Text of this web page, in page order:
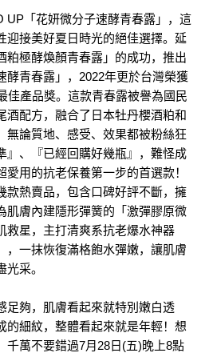
UP「花妍微分子速酵青春露」，這
迎接美好夏日時光的絕佳選擇。延
粕極酵煥顏青春露」的成功，推出
酵青春露」，2022年更於台灣榮獲
佳產品獎。這款青春露被譽為國民
酒配方，融合了日本牡丹櫻酒粕和
無論質地、感受、效果都被粉絲狂
』、『已經回購好幾瓶』，難怪成
用的抗老保養第一步的首選款！
款熱賣品，包含口碑好評不斷，擁
肌膚內建隱形彈簧的「激彈膠原微
救星，主打清爽系抗老爆水神器
，一抹恢復滿格飽水彈嫩，讓肌膚
采。
足夠，肌膚看起來就特別嫩白透
的細紋，整體看起來就是年輕！想
千萬不要錯過7月28日(五)晚上8點